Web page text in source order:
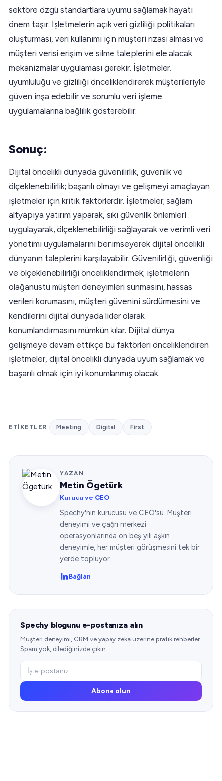
sektöre özgü standartlara uyumu sağlamak hayati
önem taşır. İşletmelerin açık veri gizliliği politikaları
oluşturması, veri kullanımı için müşteri rızası alması ve
müşteri verisi erişim ve silme taleplerini ele alacak
mekanizmalar uygulaması gerekir. İşletmeler,
uyumluluğu ve gizliliği önceliklendirerek müşterileriyle
güven inşa edebilir ve sorumlu veri işleme
uygulamalarına bağlılık gösterebilir.
Sonuç:
Dijital öncelikli dünyada güvenilirlik, güvenlik ve
ölçeklenebilirlik; başarılı olmayı ve gelişmeyi amaçlayan
işletmeler için kritik faktörlerdir. İşletmeler; sağlam
altyapıya yatırım yaparak, sıkı güvenlik önlemleri
uygulayarak, ölçeklenebilirliği sağlayarak ve verimli veri
yönetimi uygulamalarını benimseyerek dijital öncelikli
dünyanın taleplerini karşılayabilir. Güvenilirliği, güvenliği
ve ölçeklenebilirliği önceliklendirmek; işletmelerin
olağanüstü müşteri deneyimleri sunmasını, hassas
verileri korumasını, müşteri güvenini sürdürmesini ve
kendilerini dijital dünyada lider olarak
konumlandırmasını mümkün kılar. Dijital dünya
gelişmeye devam ettikçe bu faktörleri önceliklendiren
işletmeler, dijital öncelikli dünyada uyum sağlamak ve
başarılı olmak için iyi konumlanmış olacak.
ETIKETLER Meeting Digital First
YAZAN
Metin Ögetürk
Kurucu ve CEO
Spechy'nin kurucusu ve CEO'su. Müşteri
deneyimi ve çağrı merkezi
operasyonlarında on beş yılı aşkın
deneyimle, her müşteri görüşmesini tek bir
yerde topluyor.
Bağlan
Spechy blogunu e-postanıza alın
Müşteri deneyimi, CRM ve yapay zeka üzerine pratik rehberler.
Spam yok, dilediğinizde çıkın.
Abone olun